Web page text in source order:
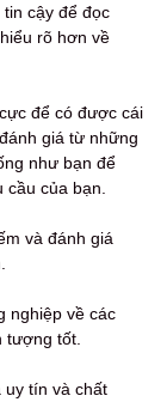
cậy để đọc
rõ hơn về
để có được cái
giá từ những
như bạn để
của bạn.
và đánh giá
nghiệp về các
tượng tốt.
uy tín và chất